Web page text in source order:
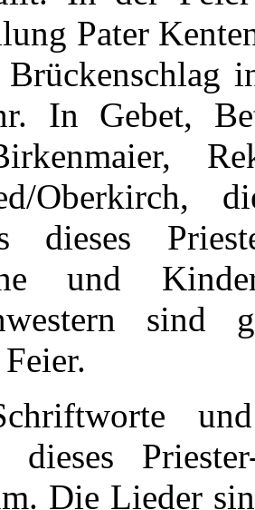
Pater
In Gebet,
dieses
und
dieses
Die Lieder